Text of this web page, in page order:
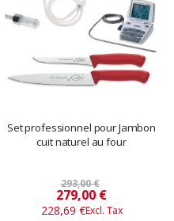
Set professionnel pour Jambon
cuit naturel au four
293,00 €
Prix
spécial
279,00 €
228,69 €